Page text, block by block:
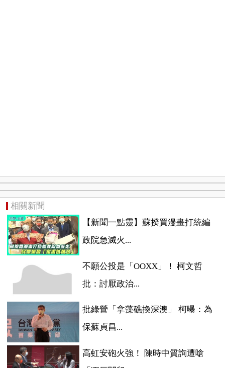
相關新聞
【新聞一點靈】蘇揆買漫畫打統編
政院急滅火...
不願公投是「OOXX」！ 柯文哲
批：討厭政治...
批綠營「拿藻礁換深澳」 柯曝：為
保蘇貞昌...
高虹安砲火強！ 陳時中質詢遭嗆